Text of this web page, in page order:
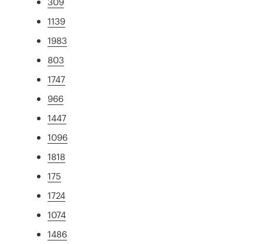
1139
1983
803
1747
966
1447
1096
1818
175
1724
1074
1486